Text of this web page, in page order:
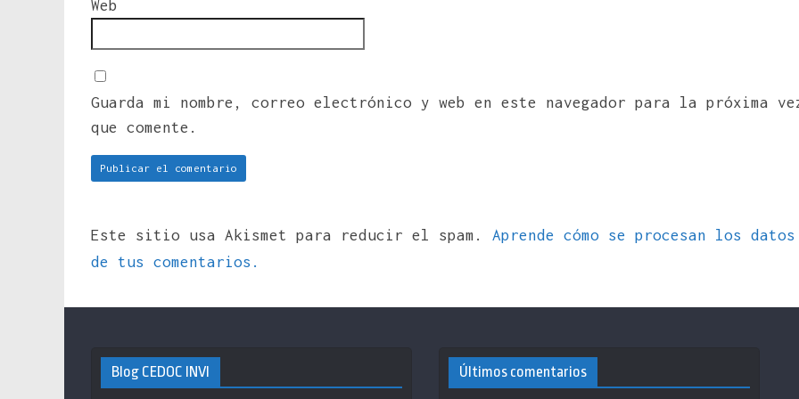
Web
Guarda mi nombre, correo electrónico y web en este navegador para la próxima
que comente.
Este sitio usa Akismet para reducir el spam. Aprende cómo se procesan los datos
de tus comentarios.
Blog CEDOC INVI Últimos comentarios